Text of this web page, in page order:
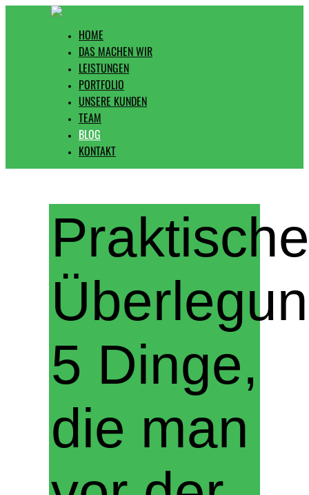
HOME
DAS MACHEN WIR
LEISTUNGEN
PORTFOLIO
UNSERE KUNDEN
TEAM
BLOG
KONTAKT
Praktische
5 Dinge,
die man